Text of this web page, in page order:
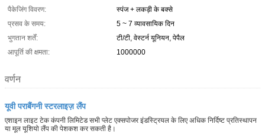
पैकेजिंग विवरण:
स्पंज + लकड़ी के बक्से
प्रसव के समय:
5 ~ 7 व्यावसायिक दिन
भुगतान शर्तें:
टी/टी, वेस्टर्न यूनियन, पेपैल
आपूर्ति की क्षमता:
1000000
वर्णन
यूवी पराबैंगनी स्टरलाइज़ लैंप
एशाइन लाइट टेक कंपनी लिमिटेड सभी प्लेट एक्सपोजर इंडस्ट्रियल के लिए अधिक निर्दिष्ट प्रतिस्थापन
या मूल यूशियो लैंप की पेशकश कर सकती है।